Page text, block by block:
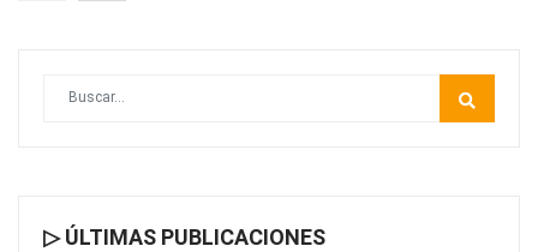
▷ ÚLTIMAS PUBLICACIONES